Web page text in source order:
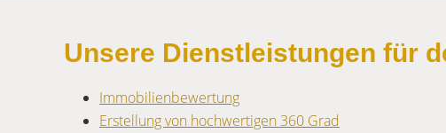
Unsere Dienstleistungen für
Immobilienbewertung
Erstellung von hochwertigen 360 Grad